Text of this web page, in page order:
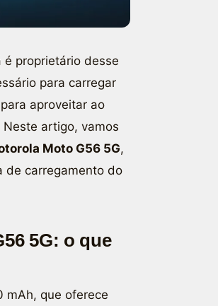
é proprietário desse
para carregar
aproveitar ao
artigo, vamos
Moto G56 5G,
de carregamento do
5G: o que
mAh, que oferece